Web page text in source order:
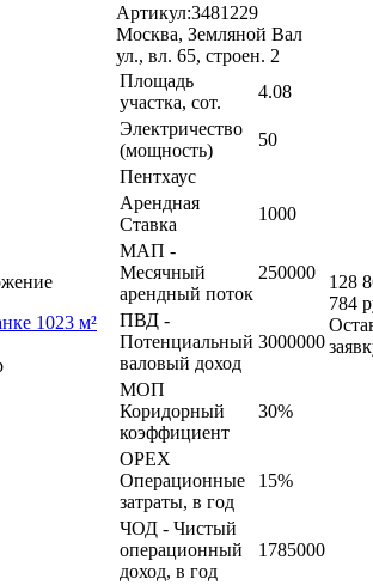
Артикул:3481229
Москва, Земляной Вал
ул., вл. 65, строен. 2
Площадь
участка, сот.
4.08
Электричество
(мощность)
50
Пентхаус
Арендная
Ставка
1000
МАП -
Месячный
арендный поток
250000
ПВД -
Потенциальный
валовый доход
3000000
МОП
Коридорный
коэффициент
30%
OPEX
Операционные
затраты, в год
15%
ЧОД - Чистый
операционный
доход, в год
1785000
128
784